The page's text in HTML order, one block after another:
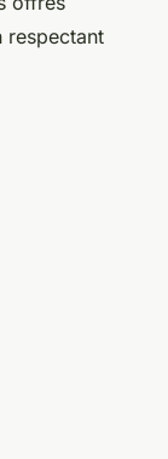
respectant